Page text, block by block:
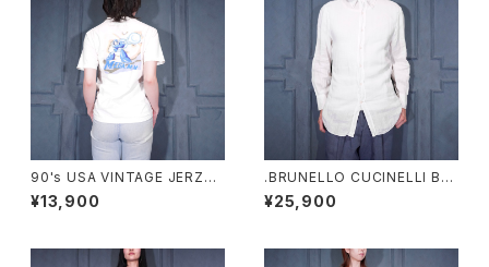
90's USA VINTAGE JERZEE
S CAPCOM MEGA MAN PRI
NT DESIGN T SHIRT/90年
¥13,900
.BRUNELLO CUCINELLI BD
LINEN SHIRT/ブルネロクチネ
リボタンダウンリネンシャツ 20
¥25,900